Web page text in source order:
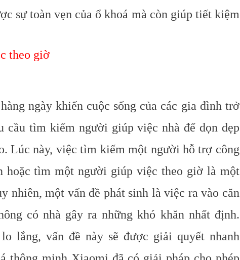
sự toàn vẹn của ổ khoá mà còn giúp tiết kiệm
theo giờ
ngày khiến cuộc sống của các gia đình trở
cầu tìm kiếm người giúp việc nhà để dọn dẹp
Lúc này, việc tìm kiếm một người hỗ trợ công
hoặc tìm một người giúp việc theo giờ là một
nhiên, một vấn đề phát sinh là việc ra vào căn
có nhà gây ra những khó khăn nhất định.
lắng, vấn đề này sẽ được giải quyết nhanh